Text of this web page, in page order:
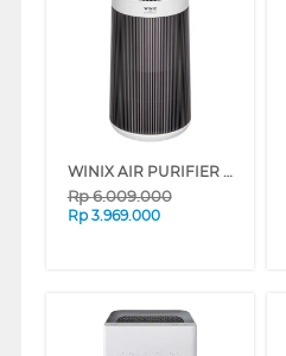
WINIX AIR PURIFIER ZERO 360 AT8U437-MSN
Rp6.009.000
Rp 3.969.000